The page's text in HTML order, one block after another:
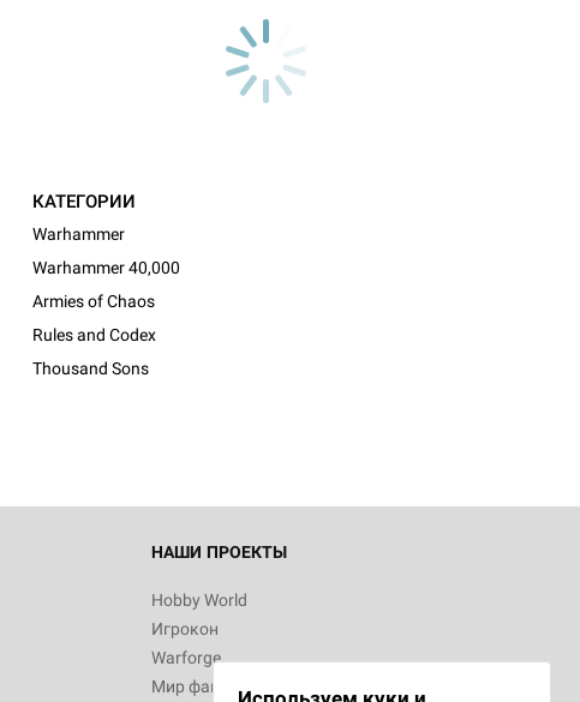
КАТЕГОРИИ
Warhammer
Warhammer 40,000
Armies of Chaos
Rules and Codex
Thousand Sons
НАШИ ПРОЕКТЫ
Hobby World
Игрокон
Warforge
Мир фантастики